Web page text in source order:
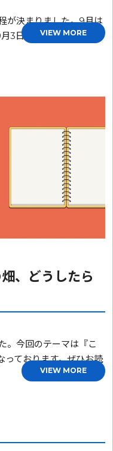
が決まりました。9月は
月3日(水)…VIEW MORE
、どうしたら
。今回のテーマは『こ
っております。ぜひお読
VIEW MORE